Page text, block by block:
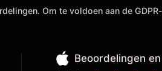
hefboom is
staat het al op
Om te voldoen aan de
Beoordelingen